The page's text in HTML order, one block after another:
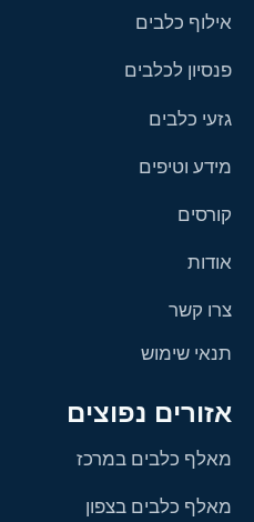
אילוף כלבים
פנסיון לכלבים
גזעי כלבים
מידע וטיפים
קורסים
אודות
צרו קשר
תנאי שימוש
אזורים נפוצים
מאלף כלבים במרכז
מאלף כלבים בצפון